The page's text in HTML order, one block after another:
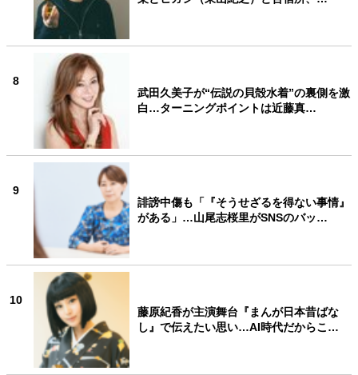
8
武田久美子が“伝説の貝殻水着”の裏側を激
白…ターニングポイントは近藤真…
9
誹謗中傷も「『そうせざるを得ない事情』
がある」…山尾志桜里がSNSのバッ…
10
藤原紀香が主演舞台『まんが日本昔ばな
し』で伝えたい思い…AI時代だからこ…